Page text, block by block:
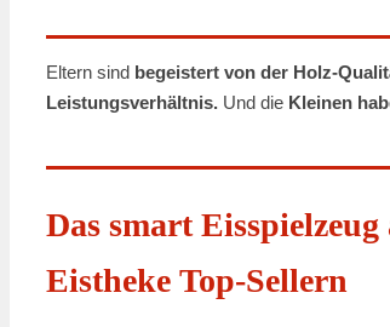
Eltern sind begeistert von der Holz-
Leistungsverhältnis. Und die Kleinen
Das smart
Eistheke Top-Sellern